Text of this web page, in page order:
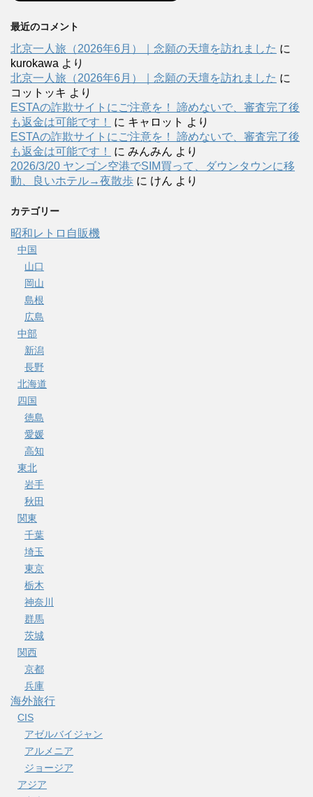
最近のコメント
北京一人旅（2026年6月）｜念願の天壇を訪れました に
kurokawa より
北京一人旅（2026年6月）｜念願の天壇を訪れました に
コットッキ より
ESTAの詐欺サイトにご注意を！ 諦めないで、審査完了後
も返金は可能です！
に キャロット より
ESTAの詐欺サイトにご注意を！ 諦めないで、審査完了後
も返金は可能です！
に みんみん より
2026/3/20 ヤンゴン空港でSIM買って、ダウンタウンに移
動、良いホテル→夜散歩 に けん より
カテゴリー
昭和レトロ自販機
中国
山口
岡山
島根
広島
中部
新潟
長野
北海道
四国
徳島
愛媛
高知
東北
岩手
秋田
関東
千葉
埼玉
東京
栃木
神奈川
群馬
茨城
関西
京都
兵庫
海外旅行
CIS
アゼルバイジャン
アルメニア
ジョージア
アジア